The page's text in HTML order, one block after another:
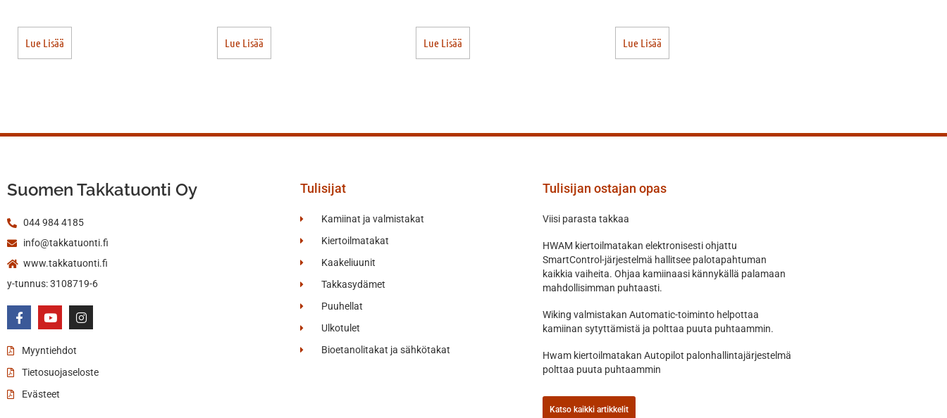
Lue Lisää Lue Lisää Lue Lisää Lue Lisää
Suomen Takkatuonti Oy
044 984 4185
info@takkatuonti.fi
www.takkatuonti.fi
y-tunnus: 3108719-6
Myyntiehdot
Tietosuojaseloste
Evästeet
Tulisijat
Kamiinat ja valmistakat
Kiertoilmatakat
Kaakeliuunit
Takkasydämet
Puuhellat
Ulkotulet
Bioetanolitakat ja sähkötakat
Tulisijan ostajan opas
Viisi parasta takkaa
HWAM kiertoilmatakan elektronisesti ohjattu
SmartControl-järjestelmä hallitsee palotapahtuman
kaikkia vaiheita. Ohjaa kamiinaasi kännykällä palamaan
mahdollisimman puhtaasti.
Wiking valmistakan Automatic-toiminto helpottaa
kamiinan sytyttämistä ja polttaa puuta puhtaammin.
Hwam kiertoilmatakan Autopilot palonhallintajärjestelmä
polttaa puuta puhtaammin
Katso kaikki artikkelit